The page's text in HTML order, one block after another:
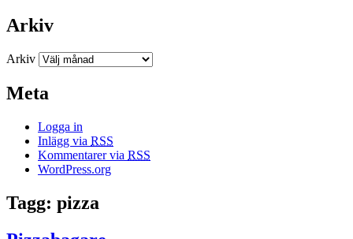
Arkiv
Arkiv
Meta
Logga in
Inlägg via RSS
Kommentarer via RSS
WordPress.org
Tagg: pizza